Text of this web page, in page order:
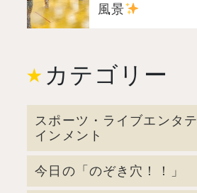
風景
カテゴリー
スポーツ・ライブエンタテ
インメント
今日の「のぞき穴！！」